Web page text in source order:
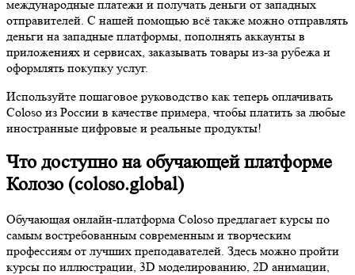
международные платежи и получать деньги от западных
отправителей. С нашей помощью всё также можно отправлять
деньги на западные платформы, пополнять аккаунты в
приложениях и сервисах, заказывать товары из-за рубежа и
оформлять покупку услуг.
Используйте пошаговое руководство как теперь оплачивать
Coloso из России в качестве примера, чтобы платить за любые
иностранные цифровые и реальные продукты!
Что доступно на обучающей платформе
Колозо (coloso.global)
Обучающая онлайн-платформа Coloso предлагает курсы по
самым востребованным современным и творческим
профессиям от лучших преподавателей. Здесь можно пройти
курсы по иллюстрации, 3D моделированию, 2D анимации,